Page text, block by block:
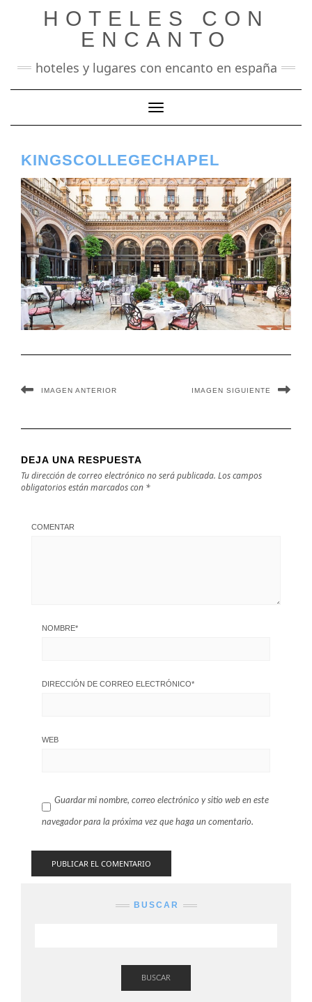
HOTELES CON
ENCANTO
hoteles y lugares con encanto en españa
Cambiar modo de navegación
KINGSCOLLEGECHAPEL
IMAGEN ANTERIOR IMAGEN SIGUIENTE
DEJA UNA RESPUESTA
Tu dirección de correo electrónico no será publicada. Los campos
obligatorios están marcados con *
COMENTAR
NOMBRE*
DIRECCIÓN DE CORREO ELECTRÓNICO*
WEB
Guardar mi nombre, correo electrónico y sitio web en este
navegador para la próxima vez que haga un comentario.
BUSCAR
BUSCAR